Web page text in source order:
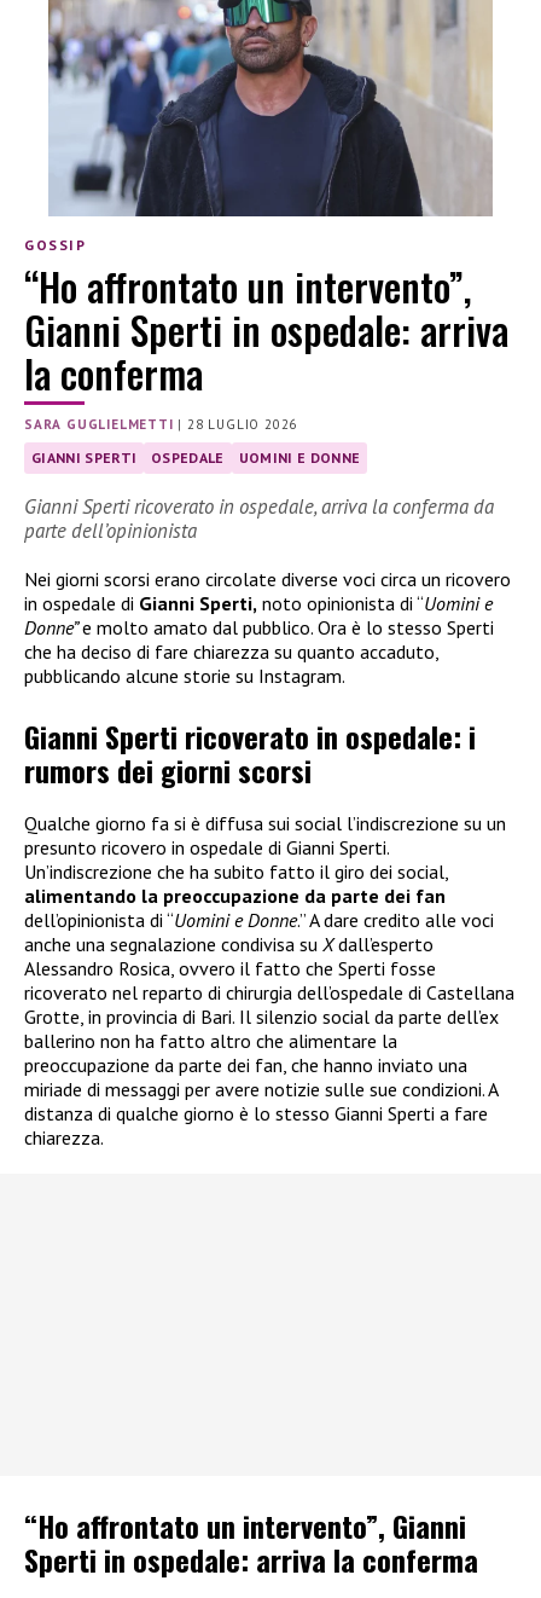
GOSSIP
“Ho affrontato un intervento”,
Gianni Sperti in ospedale: arriva
la conferma
SARA GUGLIELMETTI |28 LUGLIO 2026
GIANNI SPERTI OSPEDALE UOMINI E DONNE
Gianni Sperti ricoverato in ospedale, arriva la conferma da
parte dell’opinionista
Nei giorni scorsi erano circolate diverse voci circa un ricovero
in ospedale di Gianni Sperti, noto opinionista di “Uomini e
Donne”e molto amato dal pubblico. Ora è lo stesso Sperti
che ha deciso di fare chiarezza su quanto accaduto,
pubblicando alcune storie su Instagram.
Gianni Sperti ricoverato in ospedale: i
rumors dei giorni scorsi
Qualche giorno fa si è diffusa sui social l’indiscrezione su un
presunto ricovero in ospedale di Gianni Sperti.
Un’indiscrezione che ha subito fatto il giro dei social,
alimentando la preoccupazione da parte dei fan
dell’opinionista di “Uomini e Donne.” A dare credito alle voci
anche una segnalazione condivisa su Xdall’esperto
Alessandro Rosica, ovvero il fatto che Sperti fosse
ricoverato nel reparto di chirurgia dell’ospedale di Castellana
Grotte, in provincia di Bari. Il silenzio social da parte dell’ex
ballerino non ha fatto altro che alimentare la
preoccupazione da parte dei fan, che hanno inviato una
miriade di messaggi per avere notizie sulle sue condizioni. A
distanza di qualche giorno è lo stesso Gianni Sperti a fare
chiarezza.
“Ho affrontato un intervento”, Gianni
Sperti in ospedale: arriva la conferma